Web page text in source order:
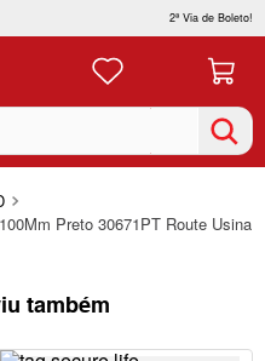
2ª Via de Boleto!
Preto 30671PT Route Usina
também